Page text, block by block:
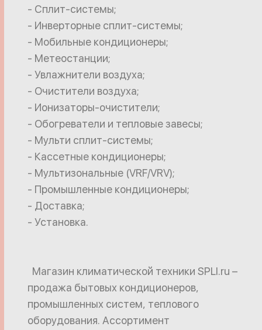
- Сплит-системы;
- Инверторные сплит-системы;
- Мобильные кондиционеры;
- Метеостанции;
- Увлажнители воздуха;
- Очистители воздуха;
- Ионизаторы-очистители;
- Обогреватели и тепловые завесы;
- Мульти сплит-системы;
- Кассетные кондиционеры;
- Мультизональные (VRF/VRV);
- Промышленные кондиционеры;
- Доставка;
- Установка.
Магазин климатической техники SPLI.ru –
продажа бытовых кондиционеров,
промышленных систем, теплового
оборудования. Ассортимент